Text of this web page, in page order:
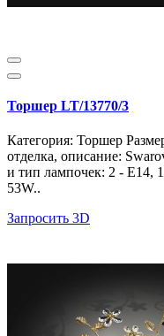
Торшер LT/13770/3
Категория: Торшер
отделка, описание:
и тип лампочек: 2 - E14,
53W..
Запросить 3D